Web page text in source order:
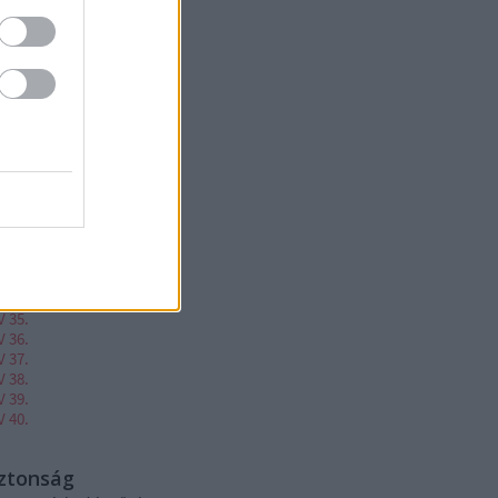
20.
21.
23.
24.
28.
35.
36.
37.
38.
39.
40.